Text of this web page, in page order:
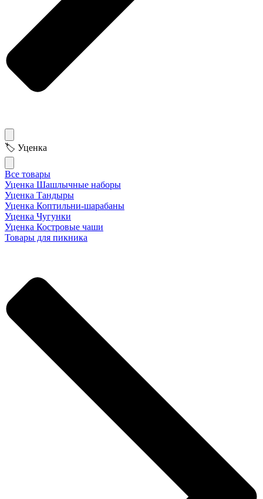
🏷 Уценка
Все товары
Уценка Шашлычные наборы
Уценка Тандыры
Уценка Коптильни-шарабаны
Уценка Чугунки
Уценка Костровые чаши
Товары для пикника